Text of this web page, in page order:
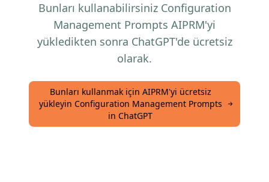
Bunları kullanabilirsiniz Configuration
Management Prompts AIPRM'yi
yükledikten sonra ChatGPT'de ücretsiz
olarak.
Bunları kullanmak için AIPRM'yi ücretsiz
yükleyin Configuration Management Prompts
in ChatGPT